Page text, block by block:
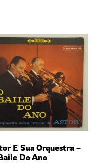
E Sua Orquestra –
Do Ano